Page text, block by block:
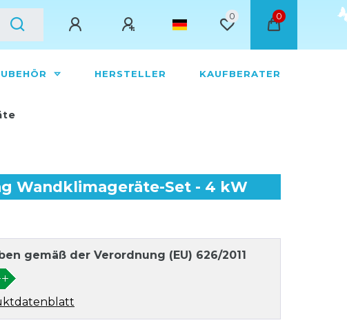
0 0
HERSTELLER KAUFBERATER
Wandklimageräte-Set - 4 kW
gemäß der Verordnung (EU) 626/2011